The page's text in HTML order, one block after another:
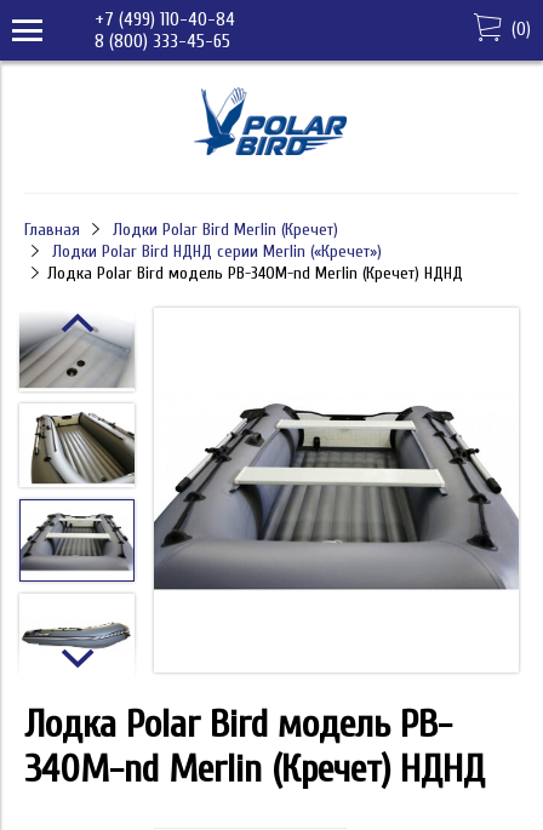
+7 (499) 110-40-84
8 (800) 333-45-65
(0)
Главная
Лодки Polar Bird Merlin (Кречет)
Лодки Polar Bird НДНД серии Merlin («Кречет»)
Лодка Polar Bird модель PB-340M-nd Merlin (Кречет) НДНД
Лодка Polar Bird модель PB-
340M-nd Merlin (Кречет) НДНД